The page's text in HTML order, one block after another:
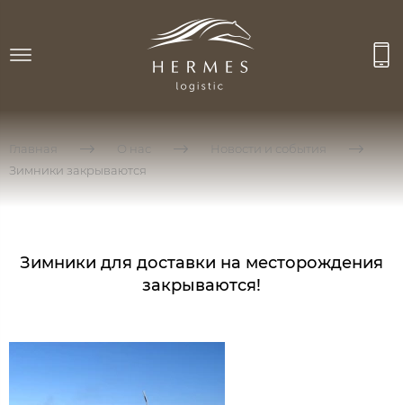
Главная О нас
Новости и события
Зимники закрываются
Зимники для доставки на месторождения
закрываются!